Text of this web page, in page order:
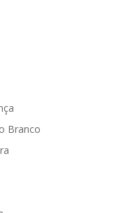
Branco